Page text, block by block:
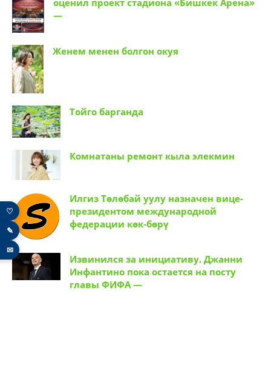
оценил проект стадиона «Бишкек Арена»
—
Женем менен болгон окуя
Тойго барганда
Комнатаны ремонт кыла элекмин
Илгиз Төлөбай уулу назначен вице-
президентом международной
федерации көк-бөрү
Извинился за инициативу. Джанни
Инфантино пока остается на посту
главы ФИФА —
♡
✎
✉